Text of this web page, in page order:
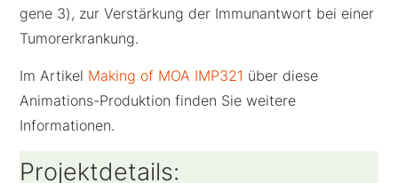
gene 3), zur Verstärkung der Immunantwort bei einer
Tumorerkrankung.
Im Artikel Making of MOA IMP321 über diese
Animations-Produktion finden Sie weitere
Informationen.
Projektdetails: